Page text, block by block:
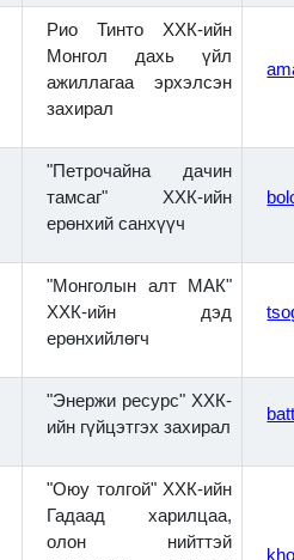
Рио Тинто ХХК-ийн
Монгол дахь үйл
ажиллагаа эрхэлсэн
захирал
"Петрочайна дачин
тамсаг" ХХК-ийн
ерөнхий санхүүч
"Монголын алт МАК"
ХХК-ийн дэд
ерөнхийлөгч
"Энержи ресурс" ХХК-
ийн гүйцэтгэх захирал
"Оюу толгой" ХХК-ийн
Гадаад харилцаа,
олон нийттэй